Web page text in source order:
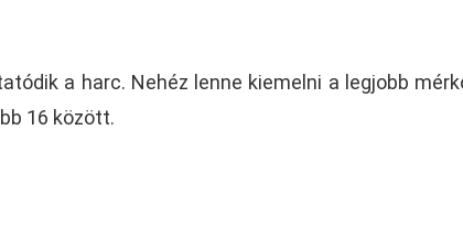
a harc. Nehéz lenne kiemelni a legjobb
16 között.